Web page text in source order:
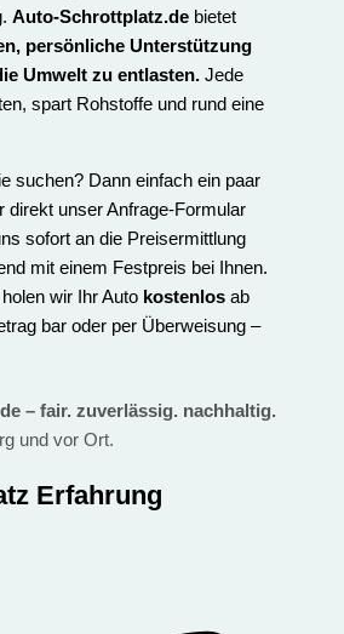
Auto-Schrottplatz.de bietet
persönliche Unterstützung
Umwelt zu entlasten. Jede
spart Rohstoffe und rund eine
suchen? Dann einfach ein paar
direkt unser Anfrage-Formular
sofort an die Preisermittlung
mit einem Festpreis bei Ihnen.
wir Ihr Auto kostenlos ab
bar oder per Überweisung –
– fair. zuverlässig. nachhaltig.
und vor Ort.
Erfahrung